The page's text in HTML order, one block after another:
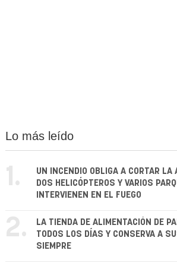
Lo más leído
1.
UN INCENDIO OBLIGA A CORTAR LA
DOS HELICÓPTEROS Y VARIOS
INTERVIENEN EN EL FUEGO
2.
LA TIENDA DE ALIMENTACIÓN DE
TODOS LOS DÍAS Y CONSERVA A
SIEMPRE